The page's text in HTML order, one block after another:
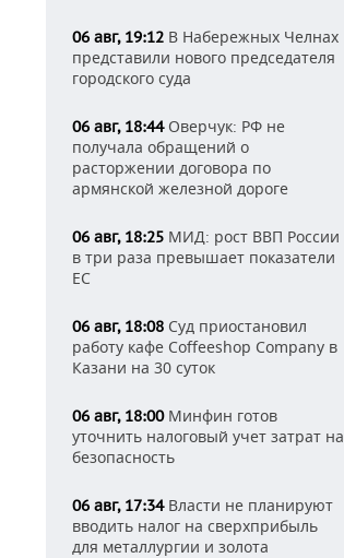
06 авг, 19:12 В Набережных Челнах
представили нового председателя
городского суда
06 авг, 18:44Оверчук: РФ не
получала обращений о
расторжении договора по
армянской железной дороге
06 авг, 18:25 МИД: рост ВВП России
в три раза превышает показатели
ЕС
06 авг, 18:08 Суд приостановил
работу кафе Coffeeshop Company в
Казани на 30 суток
06 авг, 18:00Минфин готов
уточнить налоговый учет затрат на
безопасность
06 авг, 17:34Власти не планируют
вводить налог на сверхприбыль
для металлургии и золота